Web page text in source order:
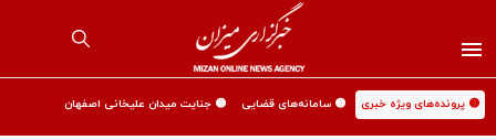
🟡 پرونده‌های ویژه خبری 🟡 سامانه‌های قضایی 🟡 جنایت میدان علیخانی اصفهان